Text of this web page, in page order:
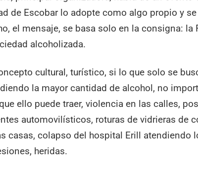
de Escobar lo adopte como algo propio y
el mensaje, se basa solo en la consigna: la
alcoholizada.
cultural, turístico, si lo que solo se
la mayor cantidad de alcohol, no
ello puede traer, violencia en las calles,
automovilísticos, roturas de vidrieras de
casas, colapso del hospital Erill atendiendo
heridas.